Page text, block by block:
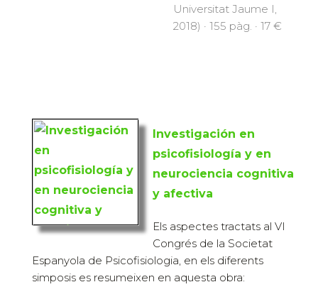
Universitat Jaume I,
2018) · 155 pàg. · 17 €
Investigación en
psicofisiología y en
neurociencia cognitiva
y afectiva
Els aspectes tractats al VI
Congrés de la Societat
Espanyola de Psicofisiologia, en els diferents
simposis es resumeixen en aquesta obra: